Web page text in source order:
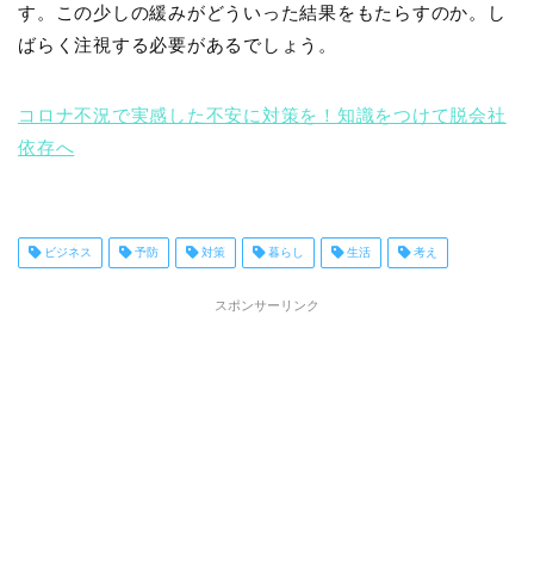
す。この少しの緩みがどういった結果をもたらすのか。し
ばらく注視する必要があるでしょう。
コロナ不況で実感した不安に対策を！知識をつけて脱会社
依存へ
ビジネス 予防 対策 暮らし 生活 考え
スポンサーリンク